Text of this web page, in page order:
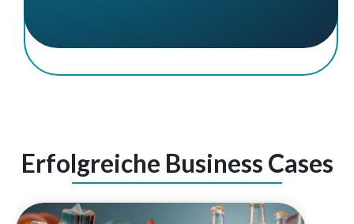
Erfolgreiche Business Cases